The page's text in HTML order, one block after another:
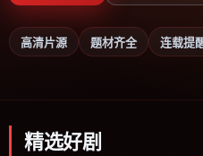
高清片源 题材齐全 连载提
精选好剧